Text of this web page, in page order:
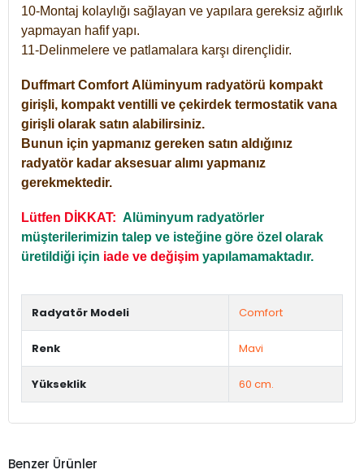
10-Montaj kolaylığı sağlayan ve yapılara gereksiz ağırlık
yapmayan hafif yapı.
11-Delinmelere ve patlamalara karşı dirençlidir.
Duffmart Comfort Alüminyum radyatörü kompakt
girişli, kompakt ventilli ve çekirdek termostatik vana
girişli olarak satın alabilirsiniz.
Bunun için yapmanız gereken satın aldığınız
radyatör kadar aksesuar alımı yapmanız
gerekmektedir.
Lütfen DİKKAT: Alüminyum radyatörler
müşterilerimizin talep ve isteğine göre özel olarak
üretildiği için iade ve değişim yapılamamaktadır.
Radyatör Modeli Comfort
Renk Mavi
Yükseklik 60 cm.
Benzer Ürünler